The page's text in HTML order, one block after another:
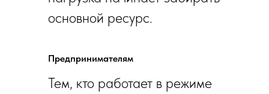
основной ресурс.
Предпринимателям
Тем, кто работает в режиме